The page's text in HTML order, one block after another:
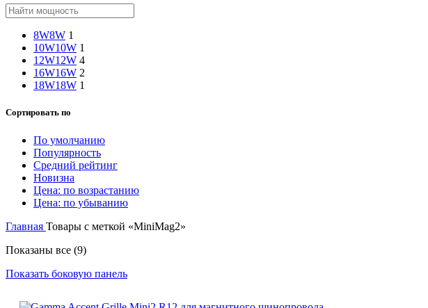
8W8W 1
10W10W 1
12W12W 4
16W16W 2
18W18W 1
Сортировать по
По умолчанию
Популярность
Средний рейтинг
Новизна
Цена: по возрастанию
Цена: по убыванию
Главная Товары с меткой «MiniMag2»
Показаны все (9)
Показать боковую панель